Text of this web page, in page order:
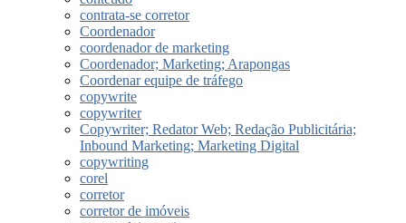
contrata-se corretor
Coordenador
coordenador de marketing
Coordenador; Marketing; Arapongas
Coordenar equipe de tráfego
copywrite
copywriter
Copywriter; Redator Web; Redação Publicitária;
Inbound Marketing; Marketing Digital
copywriting
corel
corretor
corretor de imóveis